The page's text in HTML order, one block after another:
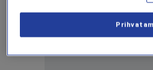
Prihvatam